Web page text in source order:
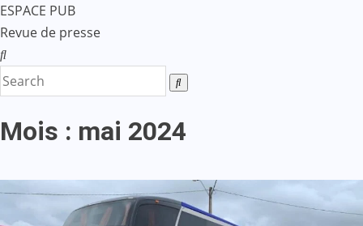
ESPACE PUB
Revue de presse
Mois : mai 2024